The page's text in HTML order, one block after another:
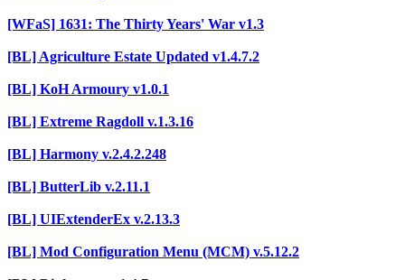
[WFaS] 1631: The Thirty Years' War v1.3
[BL] Agriculture Estate Updated v1.4.7.2
[BL] KoH Armoury v1.0.1
[BL] Extreme Ragdoll v.1.3.16
[BL] Harmony v.2.4.2.248
[BL] ButterLib v.2.11.1
[BL] UIExtenderEx v.2.13.3
[BL] Mod Configuration Menu (MCM) v.5.12.2